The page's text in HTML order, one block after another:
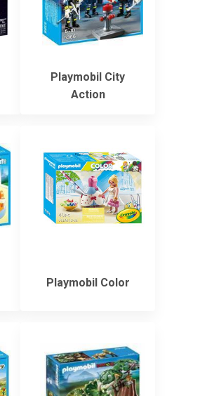
Playmobil City
Action
Playmobil Color